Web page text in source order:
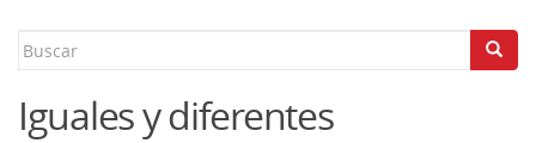
for:
Iguales y diferentes